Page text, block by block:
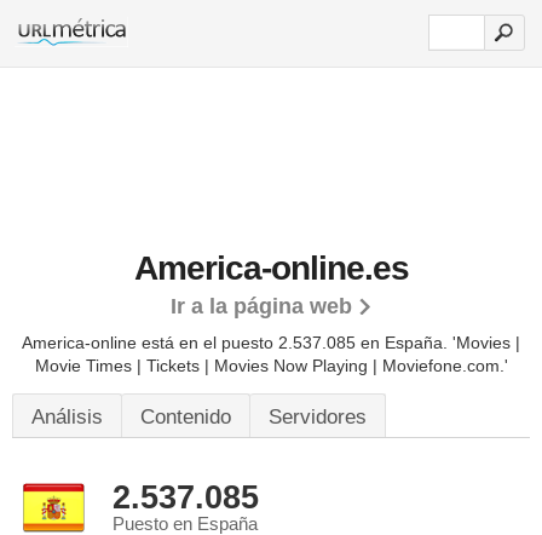
America-online.es
Ir a la página web
America-online está en el puesto 2.537.085 en España. 'Movies |
Movie Times | Tickets | Movies Now Playing | Moviefone.com.'
Análisis Contenido Servidores
2.537.085
Puesto en España